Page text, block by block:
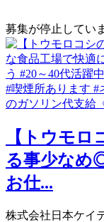
募集が停止してい
【トウモロ
る事少なめ
お仕...
株式会社日本ケイ